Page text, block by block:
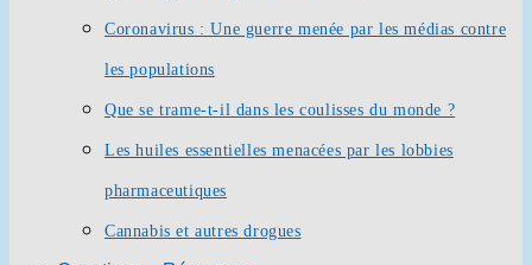
Coronavirus : Une guerre menée par les médias contre
les populations
Que se trame-t-il dans les coulisses du monde ?
Les huiles essentielles menacées par les lobbies
pharmaceutiques
Cannabis et autres drogues